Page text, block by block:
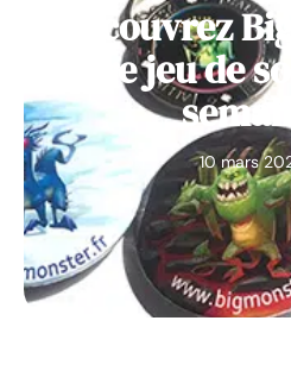
Découvrez
notre jeu de
10 mars